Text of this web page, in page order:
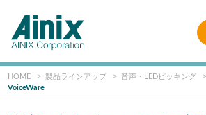
HOME 製品ラインアップ 音声・LEDピッキング
VoiceWare